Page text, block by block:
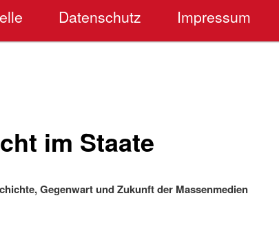
Datenschutz Impressum
im Staate
Gegenwart und Zukunft der Massenmedien